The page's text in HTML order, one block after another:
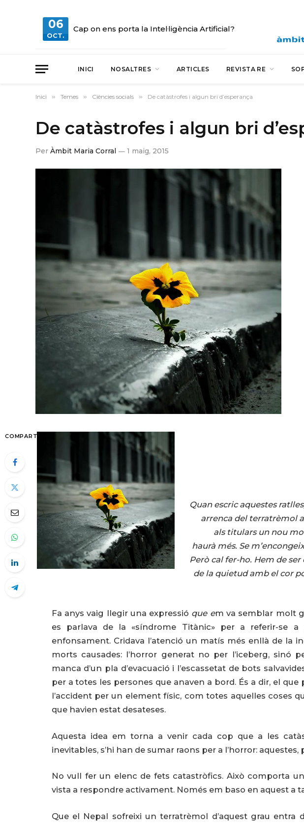
06
OCT.
Cap on ens porta la Intel·ligència Artificial?
INICI NOSALTRES ARTICLES REVISTA RE
Inici » Temes » Ciències socials » De catàstrofes i algun bri d’esperança
De catàstrofes i algun bri
Per Àmbit Maria Corral 1 maig, 2015
COMPARTIR
Quan escric aquestes
arrenca del terratrèmol
als titulars un nou
haurà més. Se
Però cal fer-ho. Hem de
de la quietud amb el cor
Fa anys vaig llegir una expressió que em va semblar molt
es parlava de la «síndrome Titànic» per a referir-se
enfonsament. Cridava l’atenció un matís més enllà de la
morts causades: l’horror generat no per l’iceberg, sinó
manca d’un pla d’evacuació i l’escassetat de bots
per a totes les persones que anaven a bord. És a dir, el
l’accident per un element físic, com totes aquelles coses
que havien estat desateses.
Aquesta idea em torna a venir cada cop que a les
inevitables, s’hi han de sumar raons per a l’horror:
No vull fer un elenc de fets catastròfics. Això comporta
vista a respondre activament. Només em baso en aquest a
Que el Nepal sofreixi un terratrèmol d’aquest grau entra